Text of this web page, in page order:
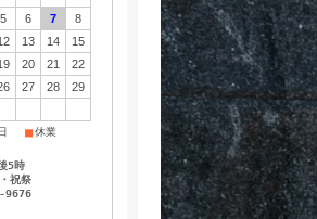
5 6 7
8
13 14
15
20 21
22
27 28
29
■休業
5時
祝祭